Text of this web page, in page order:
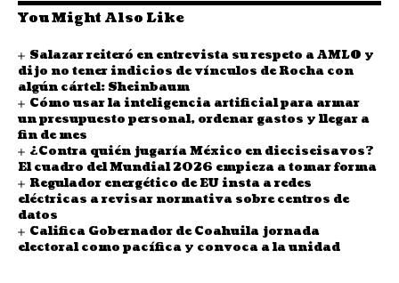
You Might Also Like
Salazar reiteró en entrevista su respeto a AMLO y
dijo no tener indicios de vínculos de Rocha con
algún cártel: Sheinbaum
Cómo usar la inteligencia artificial para armar
un presupuesto personal, ordenar gastos y llegar a
fin de mes
¿Contra quién jugaría México en dieciseisavos?
El cuadro del Mundial 2026 empieza a tomar forma
Regulador energético de EU insta a redes
eléctricas a revisar normativa sobre centros de
datos
Califica Gobernador de Coahuila jornada
electoral como pacífica y convoca a la unidad